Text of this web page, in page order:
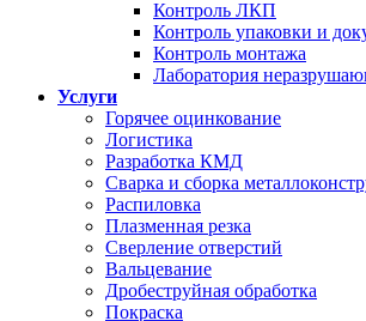
Контроль ЛКП
Контроль упаковки и
Контроль монтажа
Лаборатория
Услуги
Горячее оцинкование
Логистика
Разработка КМД
Сварка и сборка
Распиловка
Плазменная резка
Сверление отверстий
Вальцевание
Дробеструйная обработка
Покраска